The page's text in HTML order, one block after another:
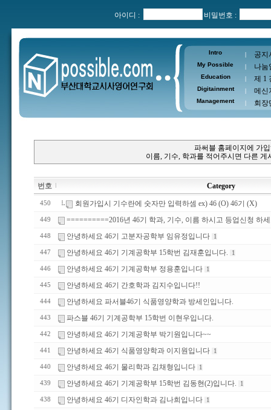
아이디 : 비밀번호 :
Intro | 공지
My Possible | 나눔
Education | 제 1
Digitainment | 메신
Management | 회장
파써블 홈페이지에 가
이름, 기수, 학과를 적어주시면 다른
번호 Category
450 회원가입시 기수란에 숫자만 입력하셈 ex) 46 (O) 46기 (X)
449 ==========2016년 46기 학과, 기수, 이름 하시고 등업신청 하
448 안녕하세요 46기 고분자공학부 임유정입니다 1
447 안녕하세요 46기 기계공학부 15학번 김재훈입니다. 1
446 안녕하세요 46기 기계공학부 정용훈입니다 1
445 안녕하세요 46기 간호학과 김지수입니다!!
444 안녕하세요 파서블46기 식품영양학과 방세인입니다.
443 파스블 46기 기계공학부 15학번 이현우입니다.
442 안녕하세요 46기 기계공학부 박기원입니다~~
441 안녕하세요 46기 식품영양학과 이지원입니다 1
440 안녕하세요 46기 물리학과 김채형입니다 1
439 안녕하세요 46기 기계공학부 15학번 김동현(2)입니다. 1
438 안녕하세요 46기 디자인학과 김나희입니다 1